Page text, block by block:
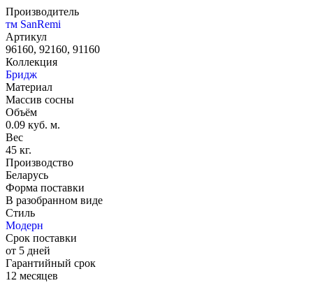
Производитель
тм SanRemi
Артикул
96160, 92160, 91160
Коллекция
Бридж
Материал
Массив сосны
Объём
0.09 куб. м.
Вес
45 кг.
Производство
Беларусь
Форма поставки
В разобранном виде
Стиль
Модерн
Срок поставки
от 5 дней
Гарантийный срок
12 месяцев